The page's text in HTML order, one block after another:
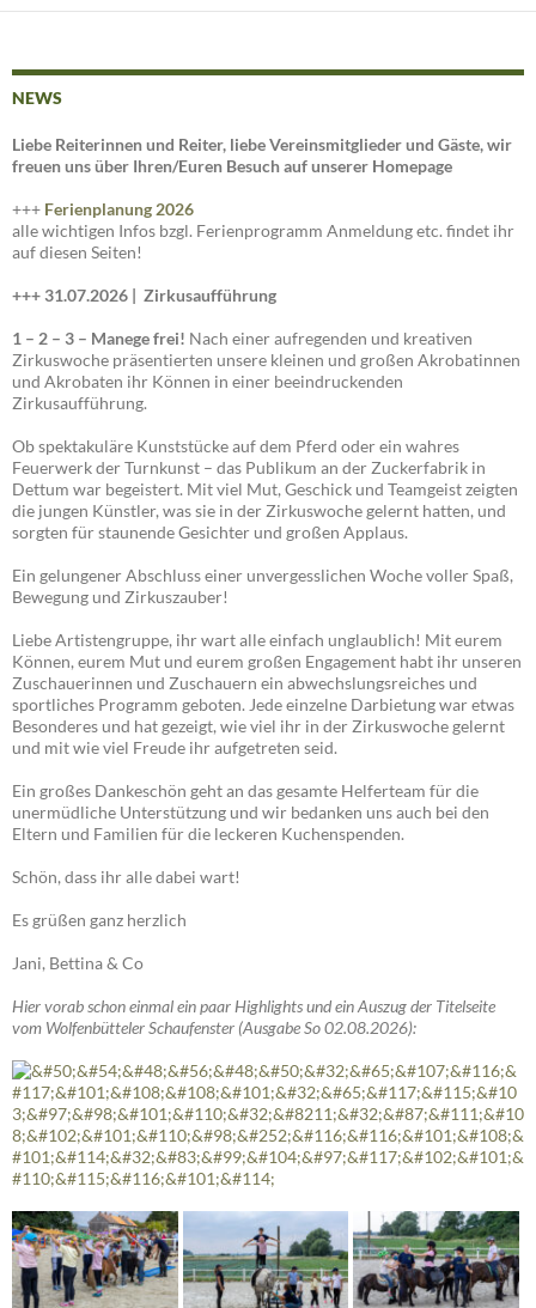
NEWS
Liebe Reiterinnen und Reiter, liebe Vereinsmitglieder und Gäste, wir
freuen uns über Ihren/Euren Besuch auf unserer Homepage
+++ Ferienplanung 2026
alle wichtigen Infos bzgl. Ferienprogramm Anmeldung etc. findet ihr
auf diesen Seiten!
+++ 31.07.2026 | Zirkusaufführung
1 – 2 – 3 – Manege frei! Nach einer aufregenden und kreativen
Zirkuswoche präsentierten unsere kleinen und großen Akrobatinnen
und Akrobaten ihr Können in einer beeindruckenden
Zirkusaufführung.
Ob spektakuläre Kunststücke auf dem Pferd oder ein wahres
Feuerwerk der Turnkunst – das Publikum an der Zuckerfabrik in
Dettum war begeistert. Mit viel Mut, Geschick und Teamgeist zeigten
die jungen Künstler, was sie in der Zirkuswoche gelernt hatten, und
sorgten für staunende Gesichter und großen Applaus.
Ein gelungener Abschluss einer unvergesslichen Woche voller Spaß,
Bewegung und Zirkuszauber!
Liebe Artistengruppe, ihr wart alle einfach unglaublich! Mit eurem
Können, eurem Mut und eurem großen Engagement habt ihr unseren
Zuschauerinnen und Zuschauern ein abwechslungsreiches und
sportliches Programm geboten. Jede einzelne Darbietung war etwas
Besonderes und hat gezeigt, wie viel ihr in der Zirkuswoche gelernt
und mit wie viel Freude ihr aufgetreten seid.
Ein großes Dankeschön geht an das gesamte Helferteam für die
unermüdliche Unterstützung und wir bedanken uns auch bei den
Eltern und Familien für die leckeren Kuchenspenden.
Schön, dass ihr alle dabei wart!
Es grüßen ganz herzlich
Jani, Bettina & Co
Hier vorab schon einmal ein paar Highlights und ein Auszug der Titelseite
vom Wolfenbütteler Schaufenster (Ausgabe So 02.08.2026):